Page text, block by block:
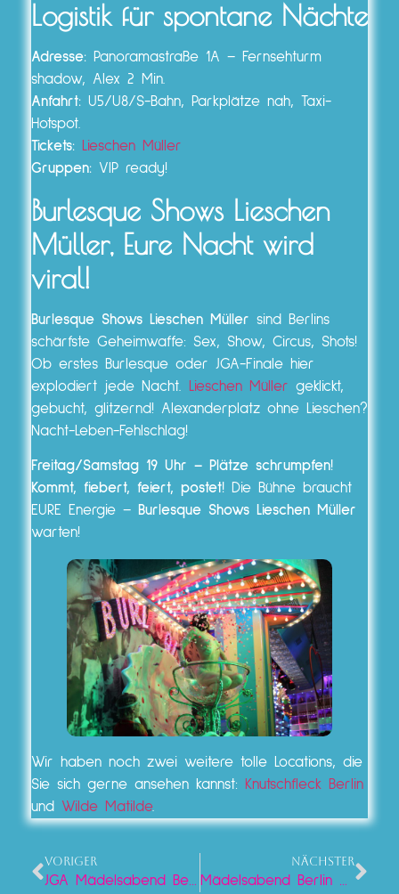
Logistik für spontane Nächte
Adresse: Panoramastraße 1A – Fernsehturm
shadow, Alex 2 Min.
Anfahrt: U5/U8/S-Bahn, Parkplätze nah, Taxi-
Hotspot.
Tickets: Lieschen Müller
Gruppen: VIP ready!
Burlesque Shows Lieschen
Müller, Eure Nacht wird
viral!
Burlesque Shows Lieschen Müller sind Berlins
schärfste Geheimwaffe: Sex, Show, Circus, Shots!
Ob erstes Burlesque oder JGA-Finale hier
explodiert jede Nacht.
Lieschen Müller geklickt,
gebucht, glitzernd! Alexanderplatz ohne Lieschen?
Nacht-Leben-Fehlschlag!
Freitag/Samstag 19 Uhr – Plätze schrumpfen!
Kommt, fiebert, feiert, postet! Die Bühne braucht
EURE Energie – Burlesque Shows Lieschen Müller
warten!
Wir haben noch zwei weitere tolle Locations, die
Sie sich gerne ansehen kannst:
Knutschfleck Berlin
und Wilde Matilde.
VORIGER
JGA Mädelsabend Berlin Alexanderplatz, Burlesque, Gin & Glitzer im Lieschen Müller!
NÄCHSTER
Mädelsabend Berlin Alexanderplatz, Lieschen Müller macht eure Nacht unvergesslich!